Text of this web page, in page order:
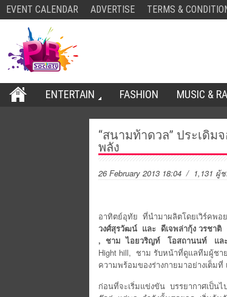
EVENT CALENDAR ADVERTISE TERMS &
ENTERTAIN FASHION MUSIC &
“สนามท้าดวล” ประเดิม
พลัง
26 February 2013 18:04 / 1,131 ผู้
อาทิตย์อุทัย ที่นำมาผลิตโดยเวิร์คพอ
วงศ์สุรวัฒน์ และ ดีเจพล่ากุ้ง วรชาติ
, ชาม ไอยวริญท์ โอสถานนท์ แล
Hight hill, ชาม รับหน้าที่ดูแลทีมผู้ช
ความพร้อมของร่างกายมาอย่างเต็ม
ก่อนที่จะเริ่มแข่งขัน บรรยากาศเป็